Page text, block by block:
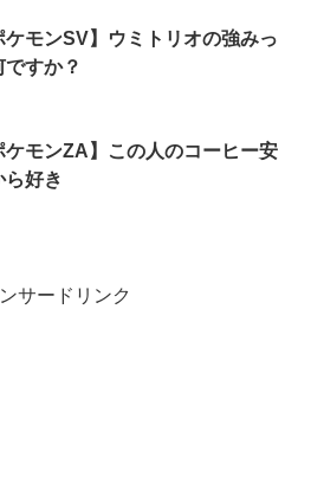
ケモンSV】ウミトリオの強みっ
ですか？
ケモンZA】この人のコーヒー安
ら好き
サードリンク